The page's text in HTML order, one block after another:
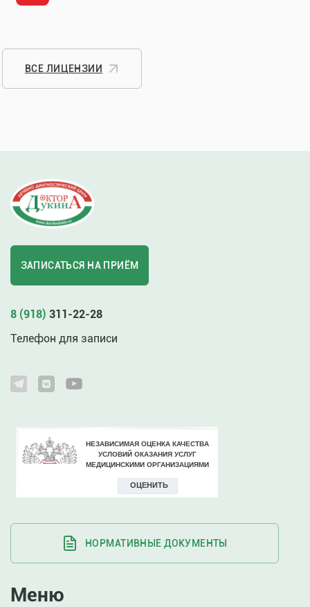
ВСЕ ЛИЦЕНЗИИ
ЗАПИСАТЬСЯ НА ПРИЁМ
8 (918) 311-22-28
Телефон для записи
НОРМАТИВНЫЕ ДОКУМЕНТЫ
Меню